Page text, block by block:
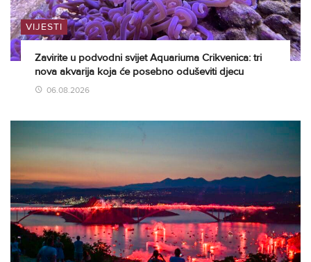
VIJESTI
Zavirite u podvodni svijet Aquariuma Crikvenica: tri
nova akvarija koja će posebno oduševiti djecu
06.08.2026